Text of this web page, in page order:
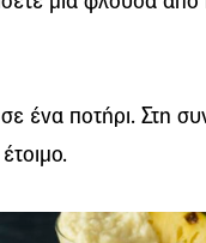
ένα ποτήρι. Στη